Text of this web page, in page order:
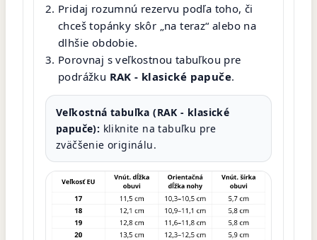
Pridaj rozumnú rezervu podľa toho, či
chceš topánky skôr „na teraz“ alebo na
dlhšie obdobie.
Porovnaj s veľkostnou tabuľkou pre
podrážku RAK - klasické papuče.
Veľkostná tabuľka (RAK - klasické
papuče): kliknite na tabuľku pre
zväčšenie originálu.